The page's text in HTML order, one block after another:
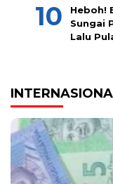
Heboh!
Sungai
Lalu